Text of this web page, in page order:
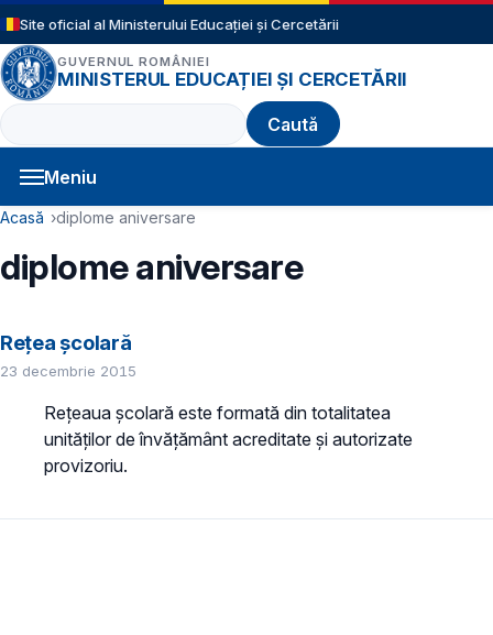
Sari la conținutul principal
Site oficial al Ministerului Educației și Cercetării
GUVERNUL ROMÂNIEI
MINISTERUL EDUCAȚIEI ȘI CERCETĂRII
Caută
Meniu
Navigație principală
Cale de navigare
Acasă diplome aniversare
diplome aniversare
Rețea școlară
23 decembrie 2015
Reţeaua şcolară este formată din totalitatea
unităţilor de învăţământ acreditate și autorizate
provizoriu.